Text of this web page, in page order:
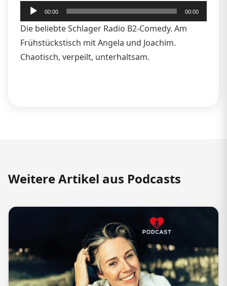
Audio-
Player
00:00 00:00
Die beliebte Schlager Radio B2-Comedy. Am
Frühstückstisch mit Angela und Joachim.
Chaotisch, verpeilt, unterhaltsam.
Weitere Artikel aus Podcasts